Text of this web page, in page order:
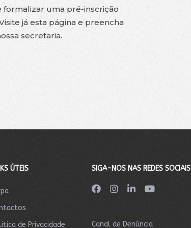
formalizar uma pré-inscrição
já esta página e preencha
secretaria.
ÚTEIS
de Privacidade
SIGA-NOS NAS REDES SOCIAIS
Canal de Denúncia